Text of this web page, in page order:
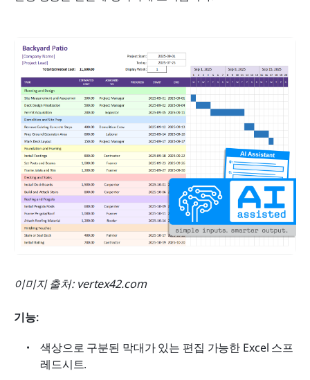
이미지 출처: vertex42.com
기능:
색상으로 구분된 막대가 있는 편집 가능한 Excel 스프
레드시트.